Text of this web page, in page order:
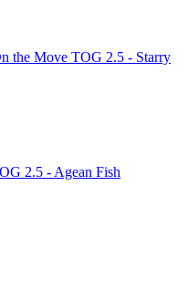
the Move TOG 2.5 - Starry
2.5 - Agean Fish